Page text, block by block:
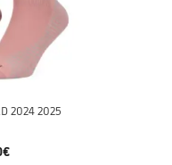
2024 2025
€